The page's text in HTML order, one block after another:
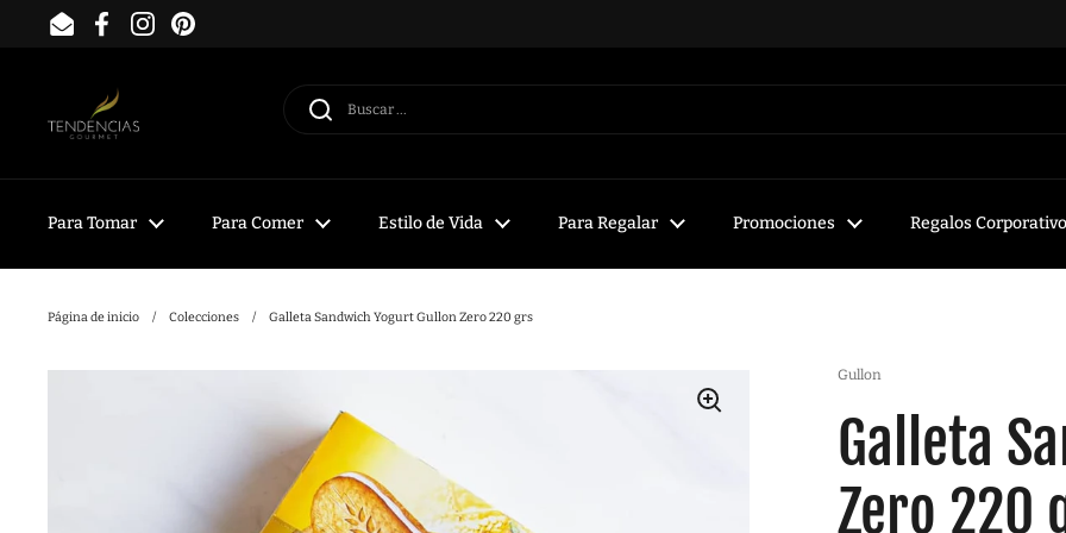
Ir al contenido
EmailFacebookInstagramPinterest
Para Tomar Para Comer Estilo de Vida Para Regalar Promociones Regalos
Página de inicio / Colecciones / Galleta Sandwich Yogurt Gullon Zero 220 grs
Gullon
Galleta
Zero 220